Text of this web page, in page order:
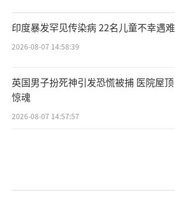
印度暴发罕见传染病 22名儿童不幸遇难
2026-08-07 14:58:39
英国男子扮死神引发恐慌被捕 医院屋顶
惊魂
2026-08-07 14:57:57